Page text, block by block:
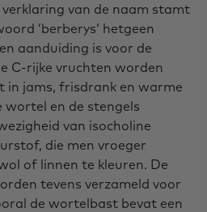
van de naam stamt
’berberys’ hetgeen
aanduiding is voor de
C-rijke vruchten worden
in jams, frisdrank en warme
wortel en de stengels
van isocholine
die men vroeger
of linnen te kleuren. De
tevens verzameld voor
de wortelbast bevat een